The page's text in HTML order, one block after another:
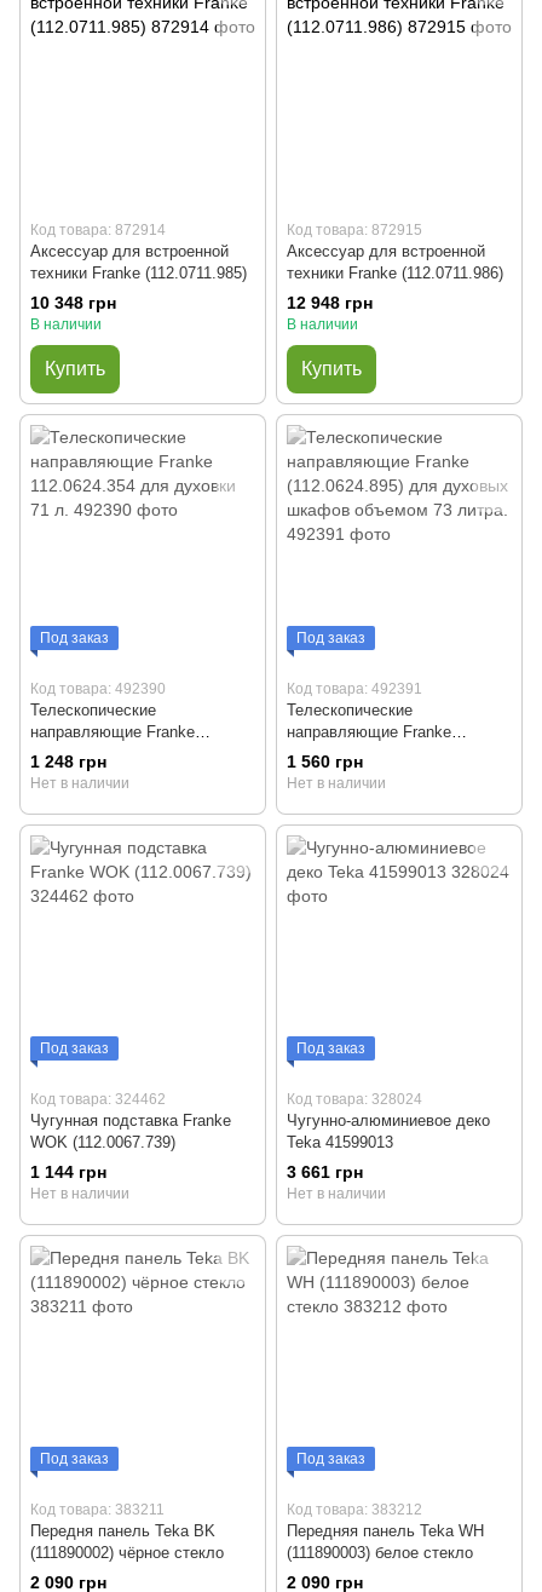
Код товара: 872914
Аксессуар для встроенной
техники Franke (112.0711.985)
10 348 грн
В наличии
Купить
Код товара: 872915
Аксессуар для встроенной
техники Franke (112.0711.986)
12 948 грн
В наличии
Купить
Под заказ
Код товара: 492390
Телескопические
направляющие Franke
112.0624.354 для духовки 71
л.
1 248 грн
Нет в наличии
Под заказ
Код товара: 492391
Телескопические
направляющие Franke
(112.0624.895) для духовых
шкафов объемом 73 литра.
1 560 грн
Нет в наличии
Под заказ
Код товара: 324462
Чугунная подставка Franke
WOK (112.0067.739)
1 144 грн
Нет в наличии
Под заказ
Код товара: 328024
Чугунно-алюминиевое деко
Teka 41599013
3 661 грн
Нет в наличии
Под заказ
Код товара: 383211
Передня панель Teka BK
(111890002) чёрное стекло
2 090 грн
Под заказ
Код товара: 383212
Передняя панель Teka WH
(111890003) белое стекло
2 090 грн